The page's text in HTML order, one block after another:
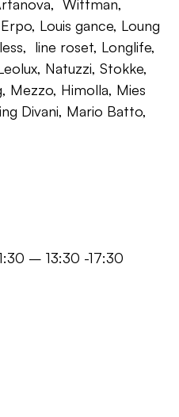
Wittman,
Louis gance, Loung
line roset, Longlife,
Natuzzi, Stokke,
Mezzo, Himolla, Mies
Divani, Mario Batto,
GmbH
– 13:30 -17:30
82
Süd/ZH